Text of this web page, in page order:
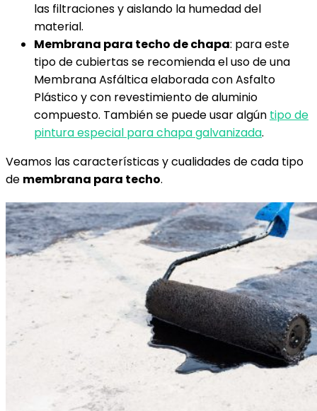
las filtraciones y aislando la humedad del
material.
Membrana para techo de chapa: para este
tipo de cubiertas se recomienda el uso de una
Membrana Asfáltica elaborada con Asfalto
Plástico y con revestimiento de aluminio
compuesto. También se puede usar algún tipo de
pintura especial para chapa galvanizada.
Veamos las características y cualidades de cada tipo
de membrana para techo.